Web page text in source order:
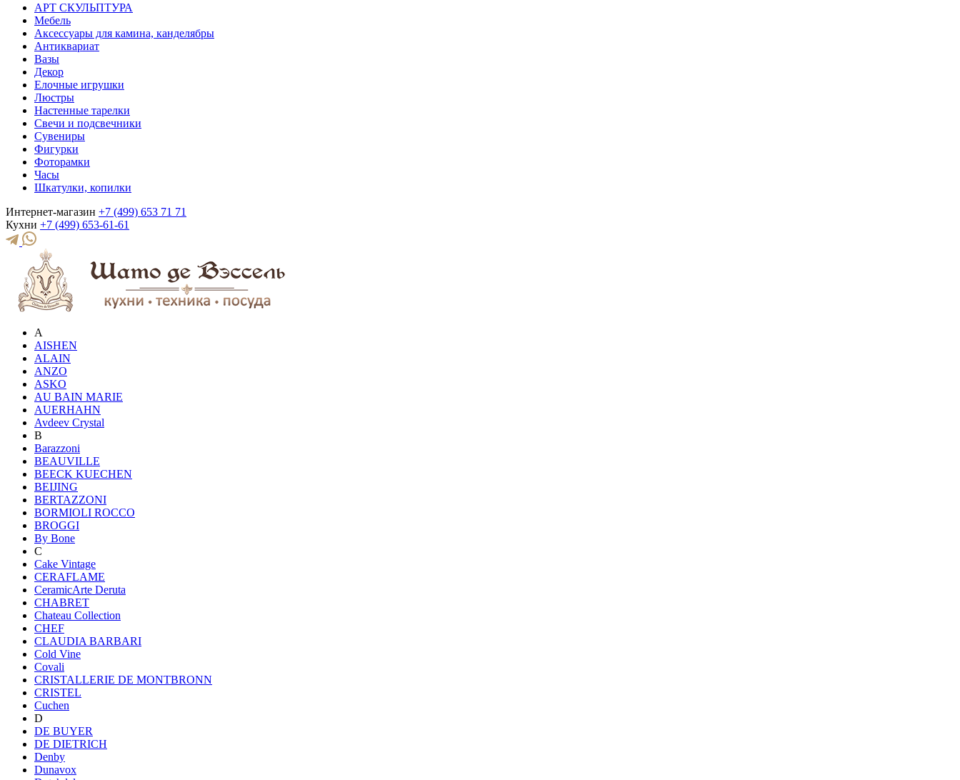
АРТ СКУЛЬПТУРА
Мебель
Аксессуары для камина, канделябры
Антиквариат
Вазы
Декор
Елочные игрушки
Люстры
Настенные тарелки
Свечи и подсвечники
Сувениры
Фигурки
Фоторамки
Часы
Шкатулки, копилки
Интернет-магазин +7 (499) 653 71 71
Кухни +7 (499) 653-61-61
A
AISHEN
ALAIN
ANZO
ASKO
AU BAIN MARIE
AUERHAHN
Avdeev Crystal
B
Barazzoni
BEAUVILLE
BEECK KUECHEN
BEIJING
BERTAZZONI
BORMIOLI ROCCO
BROGGI
By Bone
C
Cake Vintage
CERAFLAME
CeramicArte Deruta
CHABRET
Chateau Collection
CHEF
CLAUDIA BARBARI
Cold Vine
Covali
CRISTALLERIE DE MONTBRONN
CRISTEL
Cuchen
D
DE BUYER
DE DIETRICH
Denby
Dunavox